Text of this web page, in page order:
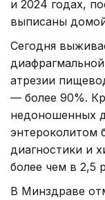
и 2024 годах,
выписаны
Сегодня
атрезии
— более 90%.
недоношенных
энтероколитом
диагностики и
более чем в 2,5
В Минздраве